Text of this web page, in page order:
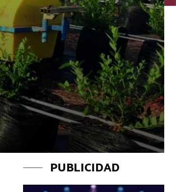
PUBLICIDAD